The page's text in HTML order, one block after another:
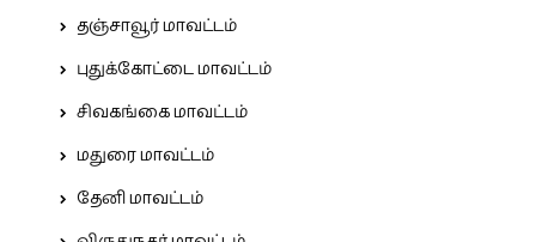
தஞ்சாவூர் மாவட்டம்
புதுக்கோட்டை மாவட்டம்
சிவகங்கை மாவட்டம்
மதுரை மாவட்டம்
தேனி மாவட்டம்